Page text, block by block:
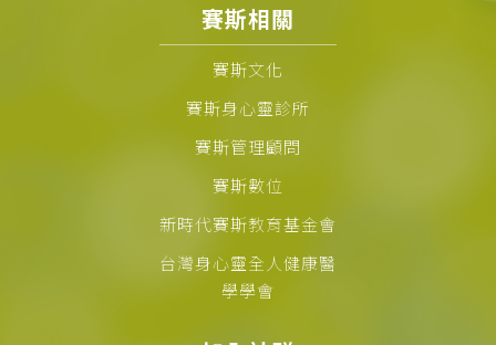
賽斯相關
賽斯文化
賽斯身心靈診所
賽斯管理顧問
賽斯數位
新時代賽斯教育基金會
台灣身心靈全人健康醫
學學會